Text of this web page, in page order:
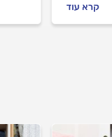
עולה
קרא עוד
מה